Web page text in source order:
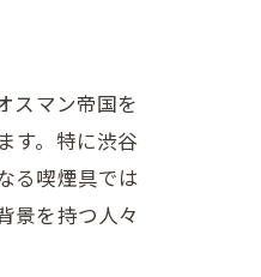
スマン帝国を
す。特に渋谷
る喫煙具では
景を持つ人々